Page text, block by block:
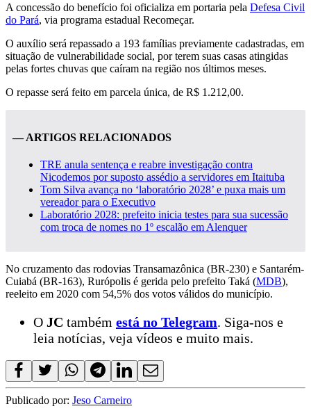
A concessão do benefício foi oficializa em portaria pela Defesa Civil
do Pará, via programa estadual Recomeçar.
O auxílio será repassado a 193 famílias previamente cadastradas, em
situação de vulnerabilidade social, por terem suas casas atingidas
pelas fortes chuvas que caíram na região nos últimos meses.
O repasse será feito em parcela única, de R$ 1.212,00.
— ARTIGOS RELACIONADOS
TRE anula sentença e reabre investigação contra
Nicodemos por suposto assédio a servidores em Itaituba
Tom Silva avança no ‘laboratório 2028’ e puxa mais um
vereador para o Executivo
Laboratório 2028: prefeito inicia testes para sua sucessão
com troca de nomes no 1º escalão em Alenquer
No cruzamento das rodovias Transamazônica (BR-230) e Santarém-
Cuiabá (BR-163), Rurópolis é gerida pelo prefeito Taká (MDB),
reeleito em 2020 com 54,5% dos votos válidos do município.
O JC também está no Telegram. Siga-nos e
leia notícias, veja vídeos e muito mais.
Publicado por: Jeso Carneiro